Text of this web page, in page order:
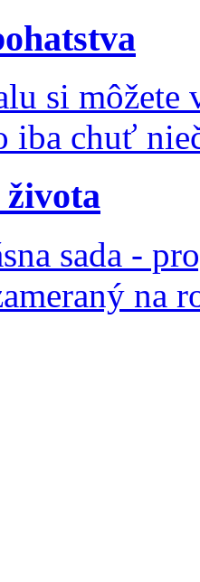
si môžete
iba chuť
sada -
na